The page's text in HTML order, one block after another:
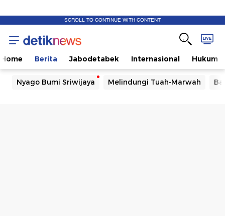
SCROLL TO CONTINUE WITH CONTENT
Home Berita Jabodetabek Internasional Hukum
Nyago Bumi Sriwijaya Melindungi Tuah-Marwah